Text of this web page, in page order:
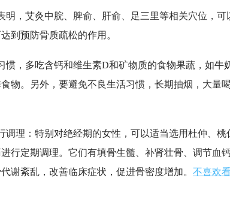
，艾灸中脘、脾俞、肝俞、足三里等相关穴位，可
到预防骨质疏松的作用。
，多吃含钙和维生素D和矿物质的食物果蔬，如牛
物。另外，要避免不良生活习惯，长期抽烟，大量
理：特别对绝经期的女性，可以适当选用杜仲、桃
行定期调理。它们有填骨生髓、补肾壮骨、调节血
谢紊乱，改善临床症状，促进骨密度增加。 不喜欢